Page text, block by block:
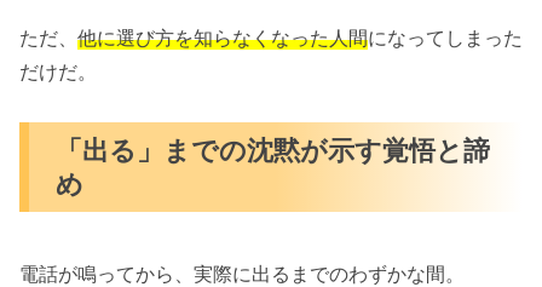
ただ、 他に選び方を知らなくなった人間になってしまった
だけだ。
「出る」までの沈黙が示す覚悟と諦
め
電話が鳴ってから、実際に出るまでのわずかな間。